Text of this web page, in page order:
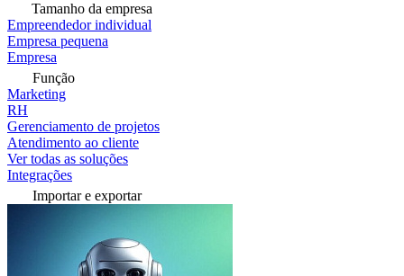
Tamanho da empresa
Empreendedor individual
Empresa pequena
Empresa
Função
Marketing
RH
Gerenciamento de projetos
Atendimento ao cliente
Ver todas as soluções
Integrações
Importar e exportar